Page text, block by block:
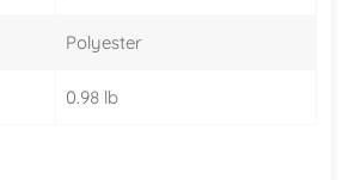
Polyester
0.98 lb